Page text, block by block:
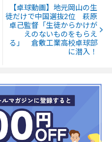
【卓球動画】地元岡山の生
徒だけで中国選抜2位 萩原
卓己監督「生徒からかけが
えのないものをもらえ
る」 倉敷工業高校卓球部
に潜入！